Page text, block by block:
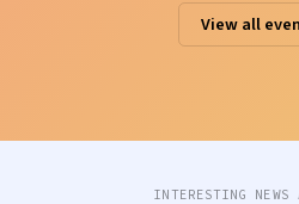
View all
INTERESTING NEWS